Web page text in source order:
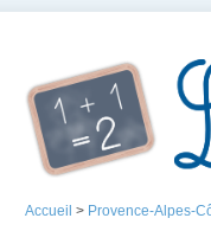
Accueil > Provence-Alpes-